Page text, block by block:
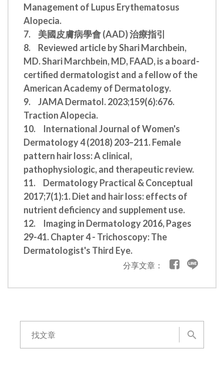
Management of Lupus Erythematosus
Alopecia.
7. 美國皮膚病學會 (AAD) 治療指引
8. Reviewed article by Shari Marchbein,
MD. Shari Marchbein, MD, FAAD, is a board-
certified dermatologist and a fellow of the
American Academy of Dermatology.
9. JAMA Dermatol. 2023;159(6):676.
Traction Alopecia.
10. International Journal of Women's
Dermatology 4 (2018) 203–211. Female
pattern hair loss: A clinical,
pathophysiologic, and therapeutic review.
11. Dermatology Practical & Conceptual
2017;7(1):1. Diet and hair loss: effects of
nutrient deficiency and supplement use.
12. Imaging in Dermatology 2016, Pages
29-41. Chapter 4 - Trichoscopy: The
Dermatologist's Third Eye.
分享文章：